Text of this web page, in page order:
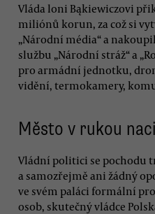
Vláda loni Bąkiewiczovi
miliónů korun, za což si
„Národní média“ a
službu „Národní stráž“ a
pro armádní jednotku,
vidění, termokamery,
Město v rukou
Vládní politici se pochodu
a samozřejmě ani žádný
ve svém paláci formální
osob, skutečný vládce